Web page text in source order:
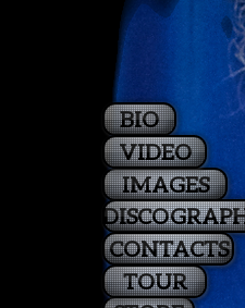
BIO
IMAGES
VIDEO
CONTACTS
TOUR